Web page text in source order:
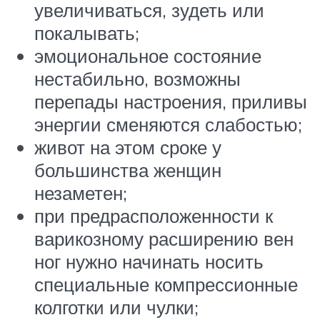
увеличиваться, зудеть или
покалывать;
эмоциональное состояние
нестабильно, возможны
перепады настроения, приливы
энергии сменяются слабостью;
живот на этом сроке у
большинства женщин
незаметен;
при предрасположенности к
варикозному расширению вен
ног нужно начинать носить
специальные компрессионные
колготки или чулки;